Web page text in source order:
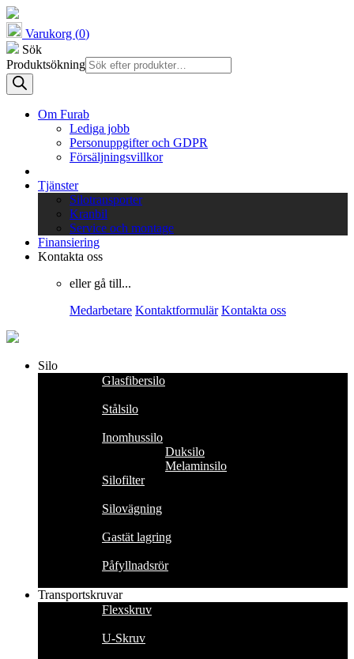
Varukorg (0)
Sök
Produktsökning
Om Furab
Lediga jobb
Personuppgifter och GDPR
Försäljningsvillkor
Tjänster
Silotransporter
Kranbil
Service och montage
Finansiering
Kontakta oss
eller gå till...
Medarbetare Kontaktformulär Kontakta oss
Silo
Glasfibersilo
Stålsilo
Inomhussilo
Duksilo
Melaminsilo
Silofilter
Silovägning
Gastät lagring
Påfyllnadsrör
Transportskruvar
Flexskruv
U-Skruv